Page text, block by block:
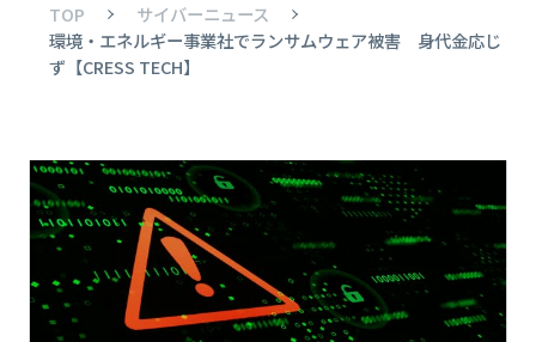
TOP
サイバーニュース
環境・エネルギー事業社でランサムウェア被害 身代金応じ
ず【CRESS TECH】